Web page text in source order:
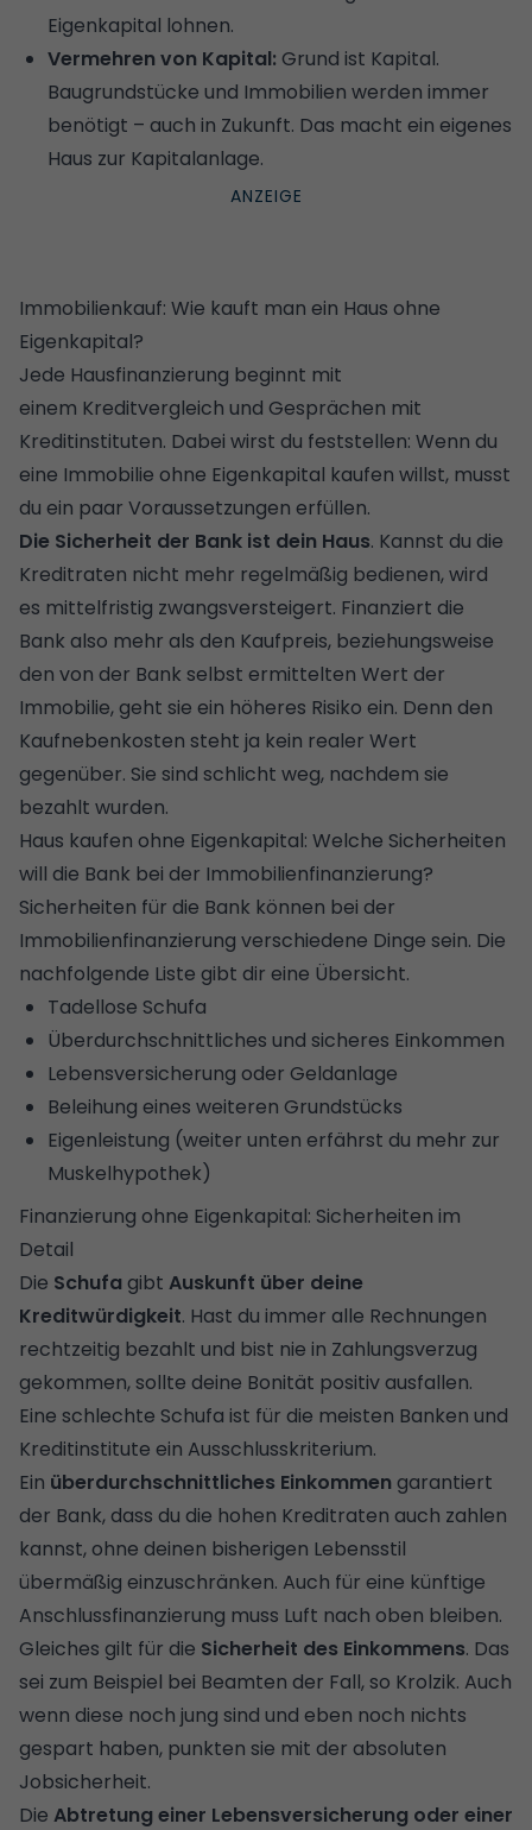
Eigenkapital lohnen.
Vermehren von Kapital: Grund ist Kapital.
Baugrundstücke und Immobilien werden immer
benötigt – auch in Zukunft. Das macht ein eigenes
Haus zur Kapitalanlage.
Immobilienkauf: Wie kauft man ein Haus ohne
Eigenkapital?
Jede Hausfinanzierung beginnt mit
einem Kreditvergleich und Gesprächen mit
Kreditinstituten. Dabei wirst du feststellen: Wenn du
eine Immobilie ohne Eigenkapital kaufen willst, musst
du ein paar Voraussetzungen erfüllen.
Die Sicherheit der Bank ist dein Haus. Kannst du die
Kreditraten nicht mehr regelmäßig bedienen, wird
es mittelfristig zwangsversteigert. Finanziert die
Bank also mehr als den Kaufpreis, beziehungsweise
den von der Bank selbst ermittelten Wert der
Immobilie, geht sie ein höheres Risiko ein. Denn den
Kaufnebenkosten steht ja kein realer Wert
gegenüber. Sie sind schlicht weg, nachdem sie
bezahlt wurden.
Haus kaufen ohne Eigenkapital: Welche Sicherheiten
will die Bank bei der Immobilienfinanzierung?
Sicherheiten für die Bank können bei der
Immobilienfinanzierung verschiedene Dinge sein. Die
nachfolgende Liste gibt dir eine Übersicht.
Tadellose Schufa
Überdurchschnittliches und sicheres Einkommen
Lebensversicherung oder Geldanlage
Beleihung eines weiteren Grundstücks
Eigenleistung (weiter unten erfährst du mehr zur
Muskelhypothek)
Finanzierung ohne Eigenkapital: Sicherheiten im
Detail
Die Schufa gibt Auskunft über deine
Kreditwürdigkeit. Hast du immer alle Rechnungen
rechtzeitig bezahlt und bist nie in Zahlungsverzug
gekommen, sollte deine Bonität positiv ausfallen.
Eine schlechte Schufa ist für die meisten Banken und
Kreditinstitute ein Ausschlusskriterium.
Ein überdurchschnittliches Einkommen garantiert
der Bank, dass du die hohen Kreditraten auch zahlen
kannst, ohne deinen bisherigen Lebensstil
übermäßig einzuschränken. Auch für eine künftige
Anschlussfinanzierung muss Luft nach oben bleiben.
Gleiches gilt für die Sicherheit des Einkommens. Das
sei zum Beispiel bei Beamten der Fall, so Krolzik. Auch
wenn diese noch jung sind und eben noch nichts
gespart haben, punkten sie mit der absoluten
Jobsicherheit.
Die Abtretung einer Lebensversicherung oder einer